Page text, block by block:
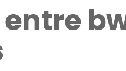
entre